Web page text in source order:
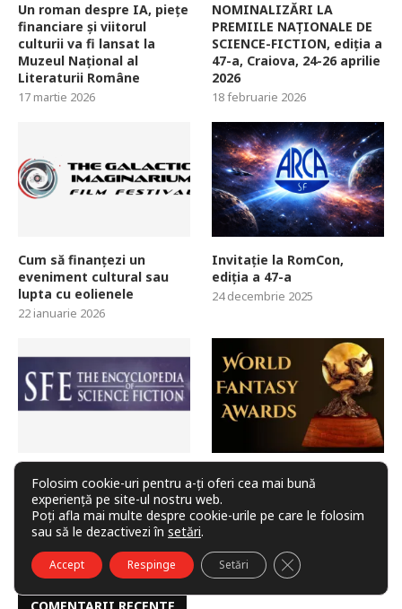
Un roman despre IA, piețe
financiare și viitorul
culturii va fi lansat la
Muzeul Național al
Literaturii Române
17 martie 2026
NOMINALIZĂRI LA
PREMIILE NAȚIONALE DE
SCIENCE-FICTION, ediția a
47-a, Craiova, 24-26 aprilie
2026
18 februarie 2026
Cum să finanțezi un
eveniment cultural sau
lupta cu eolienele
22 ianuarie 2026
Invitație la RomCon,
ediția a 47-a
24 decembrie 2025
Enciclopedia Science
Fiction lansează un
Substack
6 noiembrie 2025
Premiile World Fantasy
2025 – câștigătorii
anunțați la Brighton
5 noiembrie 2025
Folosim cookie-uri pentru a-ți oferi cea mai bună
experiență pe site-ul nostru web.
Poți afla mai multe despre cookie-urile pe care le folosim
sau să le dezactivezi în setări.
Accept Respinge Setări CLOSE GDPR